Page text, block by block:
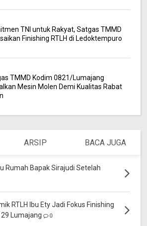
TNI untuk Rakyat, Satgas TMMD
Finishing RTLH di Ledoktempuro
TMMD Kodim 0821/Lumajang
Mesin Molen Demi Kualitas Rabat
ARSIP BACA JUGA
Rumah Bapak Sirajudi Setelah
RTLH Ibu Ety Jadi Fokus Finishing
Lumajang
0